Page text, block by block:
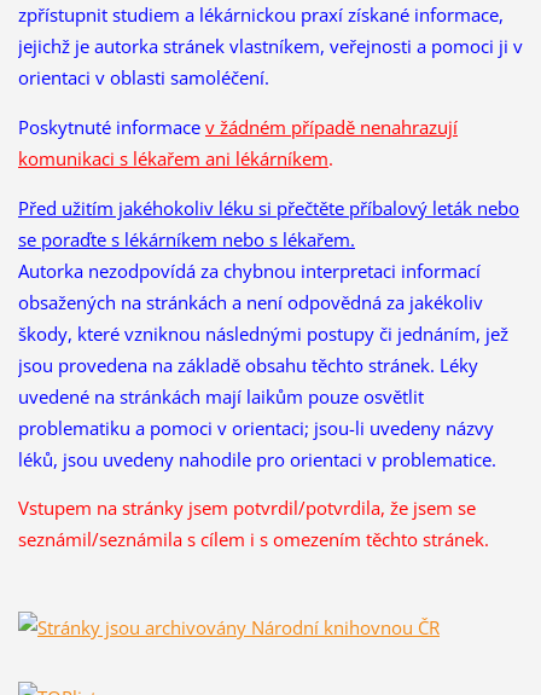
zpřístupnit studiem a lékárnickou praxí získané informace,
jejichž je autorka stránek vlastníkem, veřejnosti a pomoci ji v
orientaci v oblasti samoléčení.
Poskytnuté informace v žádném případě nenahrazují
komunikaci s lékařem ani lékárníkem.
Před užitím jakéhokoliv léku si přečtěte příbalový leták nebo
se poraďte s lékárníkem nebo s lékařem.
Autorka nezodpovídá za chybnou interpretaci informací
obsažených na stránkách a není odpovědná za jakékoliv
škody, které vzniknou následnými postupy či jednáním, jež
jsou provedena na základě obsahu těchto stránek. Léky
uvedené na stránkách mají laikům pouze osvětlit
problematiku a pomoci v orientaci; jsou-li uvedeny názvy
léků, jsou uvedeny nahodile pro orientaci v problematice.
Vstupem na stránky jsem potvrdil/potvrdila, že jsem se
seznámil/seznámila s cílem i s omezením těchto stránek.